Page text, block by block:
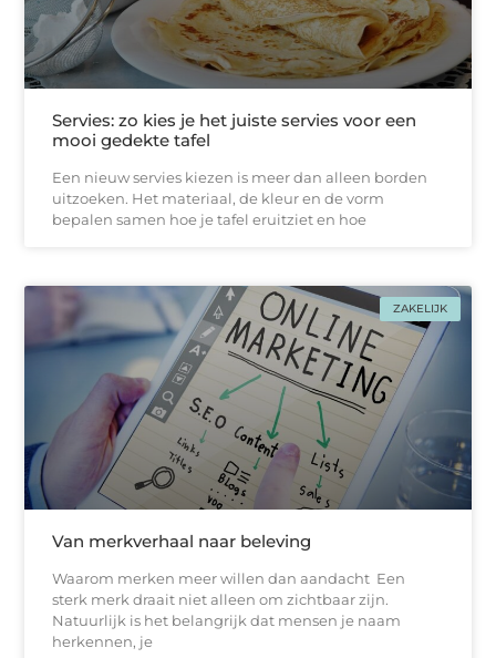
Servies: zo kies je het juiste servies voor een
mooi gedekte tafel
Een nieuw servies kiezen is meer dan alleen borden
uitzoeken. Het materiaal, de kleur en de vorm
bepalen samen hoe je tafel eruitziet en hoe
ZAKELIJK
Van merkverhaal naar beleving
Waarom merken meer willen dan aandacht Een
sterk merk draait niet alleen om zichtbaar zijn.
Natuurlijk is het belangrijk dat mensen je naam
herkennen, je